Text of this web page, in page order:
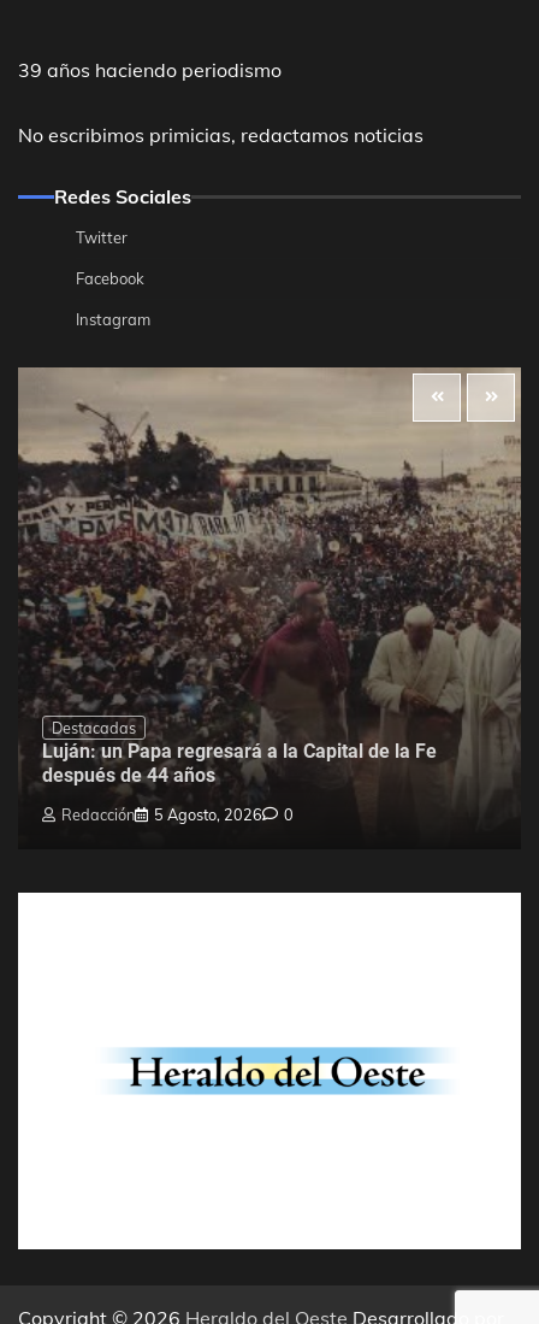
39 años haciendo periodismo
No escribimos primicias, redactamos noticias
Redes Sociales
Twitter
Facebook
Instagram
Destacadas
Luján: un Papa regresará a la Capital de la Fe
después de 44 años
Redacción 5 Agosto, 2026 0
Copyright © 2026 Heraldo del Oeste Desarrollado por